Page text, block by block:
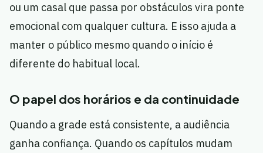
ou um casal que passa por obstáculos vira ponte
emocional com qualquer cultura. E isso ajuda a
manter o público mesmo quando o início é
diferente do habitual local.
O papel dos horários e da continuidade
Quando a grade está consistente, a audiência
ganha confiança. Quando os capítulos mudam